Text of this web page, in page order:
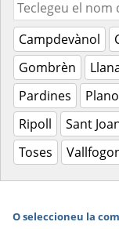
Campdevànol
Gombrèn
Pardines
Ripoll
Sant
Toses